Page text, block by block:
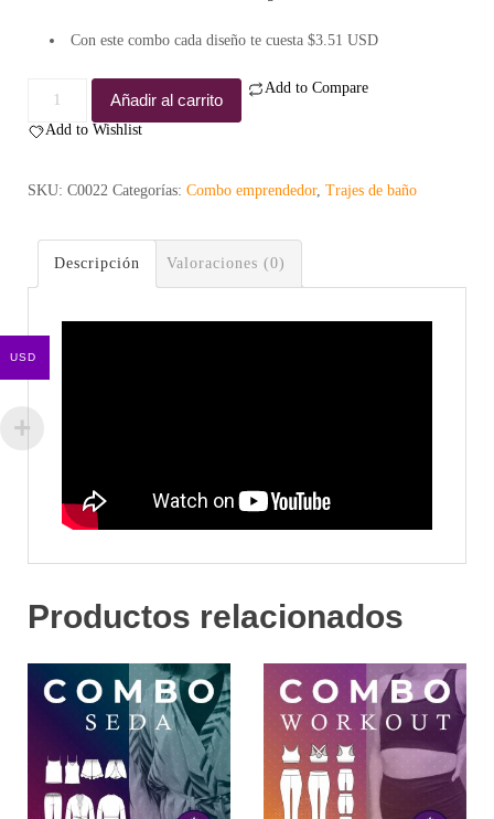
Con este combo cada diseño te cuesta $3.51 USD
Combo
Coral
Emprendedor
Añadir al carrito
Add to Compare
Add to Wishlist
SKU: C0022 Categorías: Combo emprendedor, Trajes de baño
Descripción Valoraciones (0)
Productos relacionados
USD